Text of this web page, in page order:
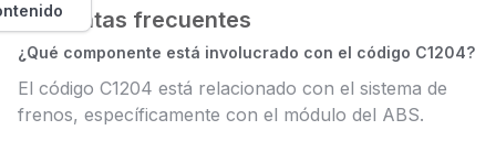
Preguntas frecuentes
¿Qué componente está involucrado con el código C1204?
El código C1204 está relacionado con el sistema de
frenos, específicamente con el módulo del ABS.